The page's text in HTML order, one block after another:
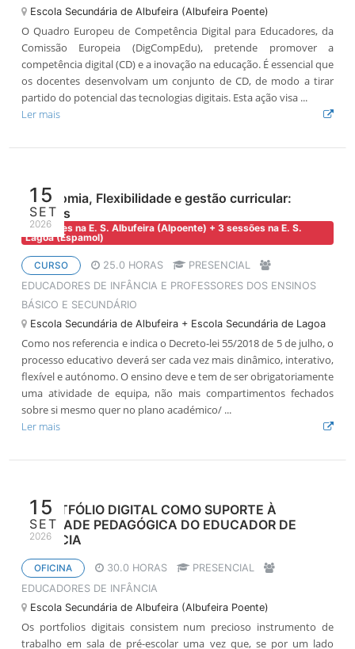
Escola Secundária de Albufeira (Albufeira Poente)
O Quadro Europeu de Competência Digital para Educadores, da
Comissão Europeia (DigCompEdu), pretende promover a
competência digital (CD) e a inovação na educação. É essencial que
os docentes desenvolvam um conjunto de CD, de modo a tirar
partido do potencial das tecnologias digitais. Esta ação visa ...
Ler mais
15
SET
2026
Autonomia, Flexibilidade e gestão curricular:
Práticas
4 sessões na E. S. Albufeira (Alpoente) + 3 sessões na E. S.
Lagoa (Espamol)
CURSO 25.0 HORAS
PRESENCIAL
EDUCADORES DE INFÂNCIA E PROFESSORES DOS ENSINOS
BÁSICO E SECUNDÁRIO
Escola Secundária de Albufeira + Escola Secundária de Lagoa
Como nos referencia e indica o Decreto-lei 55/2018 de 5 de julho, o
processo educativo deverá ser cada vez mais dinâmico, interativo,
flexível e autónomo. O ensino deve e tem de ser obrigatoriamente
uma atividade de equipa, não mais compartimentos fechados
sobre si mesmo quer no plano académico/ ...
Ler mais
15
SET
2026
O PORTFÓLIO DIGITAL COMO SUPORTE À
ATIVIDADE PEDAGÓGICA DO EDUCADOR DE
INFÂNCIA
OFICINA 30.0 HORAS
PRESENCIAL
EDUCADORES DE INFÂNCIA
Escola Secundária de Albufeira (Albufeira Poente)
Os portfolios digitais consistem num precioso instrumento de
trabalho em sala de pré-escolar uma vez que, se por um lado